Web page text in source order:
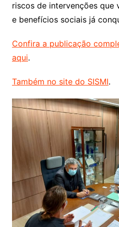
riscos de intervenções que
e benefícios sociais já
Confira a publicação
aqui.
Também no site do SISMI.